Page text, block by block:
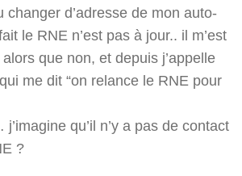
changer d’adresse de mon auto-
le RNE n’est pas à jour.. il m’est
que non, et depuis j’appelle
me dit “on relance le RNE pour
qu’il n’y a pas de contact
?